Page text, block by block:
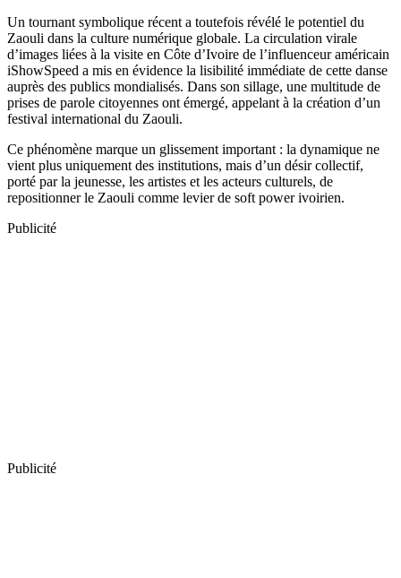
Un tournant symbolique récent a toutefois révélé le potentiel du
Zaouli dans la culture numérique globale. La circulation virale
d’images liées à la visite en Côte d’Ivoire de l’influenceur américain
iShowSpeed a mis en évidence la lisibilité immédiate de cette danse
auprès des publics mondialisés. Dans son sillage, une multitude de
prises de parole citoyennes ont émergé, appelant à la création d’un
festival international du Zaouli.
Ce phénomène marque un glissement important : la dynamique ne
vient plus uniquement des institutions, mais d’un désir collectif,
porté par la jeunesse, les artistes et les acteurs culturels, de
repositionner le Zaouli comme levier de soft power ivoirien.
Publicité
Publicité